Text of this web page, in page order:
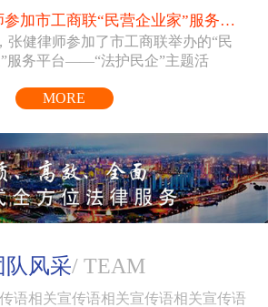
企业家们的一致认可。张健
律师辩护词《李某持刀杀人
判处五年有期徒刑》已
《中国刑辩大律师》
共同著作有《登峰律途》、
《走进盈科大律师》等。
张健律师参加市工商联“民营企业家”服务平台—...
张健律师参加了市工商联举办的“民
服务平台——“法护民企”主题活
MORE
队风采/ TEAM
语相关宣传语相关宣传语相关宣传语